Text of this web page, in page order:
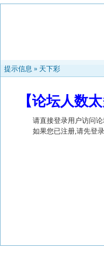
提示信息 » 天下彩
【论坛人数
请直接登录用户访问
如果您已注册,请先登